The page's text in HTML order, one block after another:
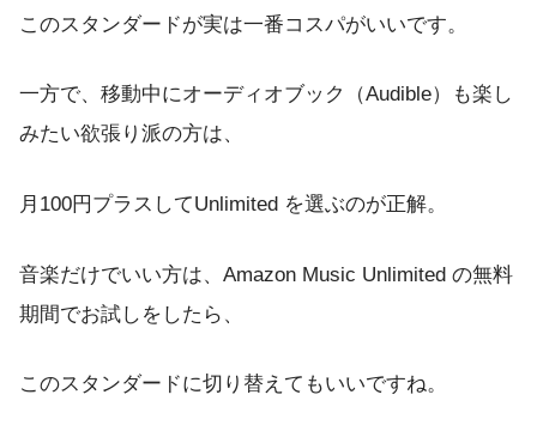
このスタンダードが実は一番コスパがいいです。
一方で、移動中にオーディオブック（Audible）も楽し
みたい欲張り派の方は、
月100円プラスしてUnlimited を選ぶのが正解。
音楽だけでいい方は、Amazon Music Unlimited の無料
期間でお試しをしたら、
このスタンダードに切り替えてもいいですね。